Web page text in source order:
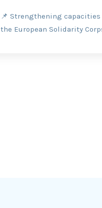
📌 Strengthening capacities
the European Solidarity